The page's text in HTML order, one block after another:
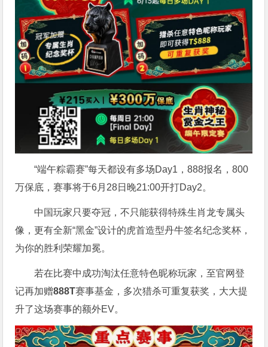
“端午粽霸赛”每天都设有多场Day1，888报名，800
万保底，赛事将于6月28日晚21:00开打Day2。
中国玩家只要夺冠，不只能获得特殊生肖龙专属头
像，更有全新“黑金”设计的虎首造型丹牛签名纪念奖杯，
为你的胜利荣耀加冕。
若在比赛中成功淘汰任意特色昵称玩家，至官网登
记再加赠888T赛事基金，多次猎杀可重复获奖，大大提
升了这场赛事的额外EV。